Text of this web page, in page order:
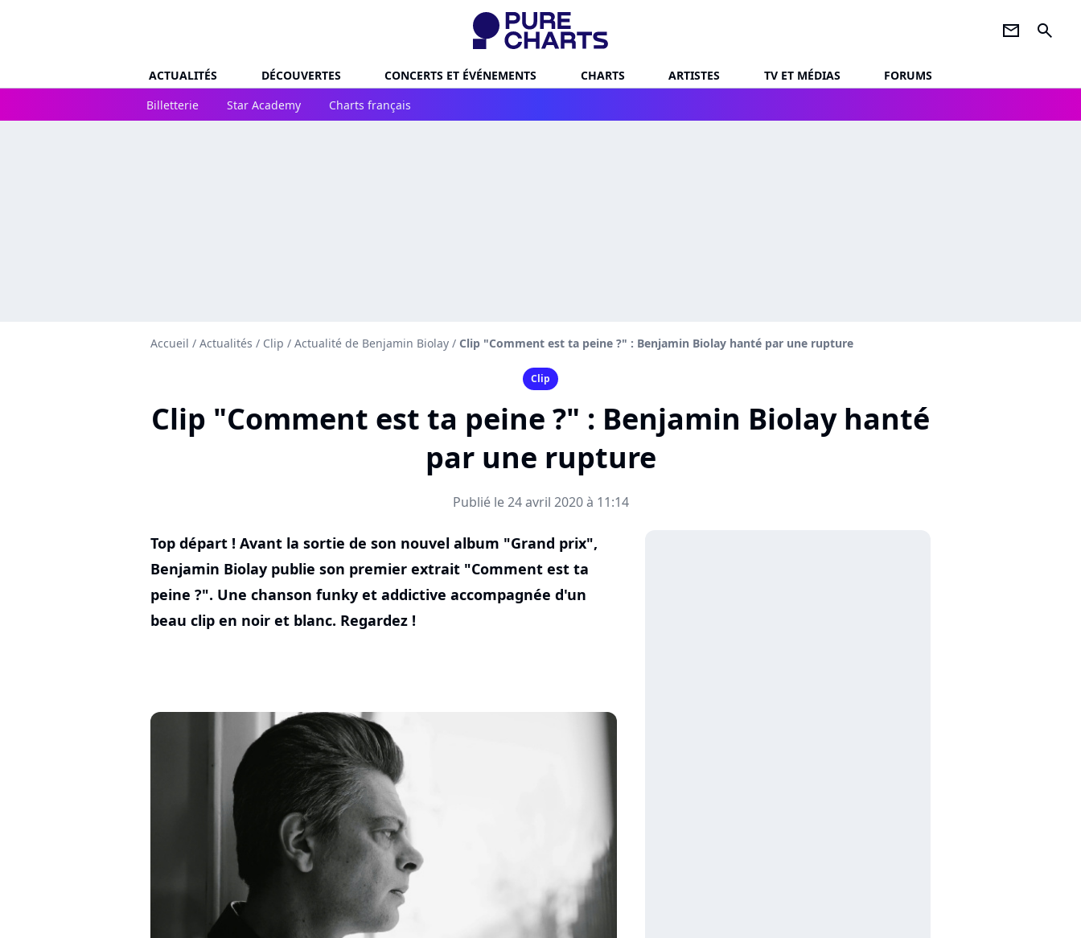
newsletter search
ACTUALITÉS DÉCOUVERTES CONCERTS ET ÉVÉNEMENTS CHARTS ARTISTES TV ET MÉDIAS
FORUMS
Billetterie
Star Academy Charts français
Accueil / Actualités / Clip / Actualité de Benjamin Biolay / Clip "Comment est ta peine ?" : Benjamin Biolay hanté par une rupture
Clip
Clip "Comment est ta peine ?" : Benjamin Biolay hanté
par une rupture
Publié le 24 avril 2020 à 11:14
Top départ ! Avant la sortie de son nouvel album "Grand prix",
Benjamin Biolay publie son premier extrait "Comment est ta
peine ?". Une chanson funky et addictive accompagnée d'un
beau clip en noir et blanc. Regardez !